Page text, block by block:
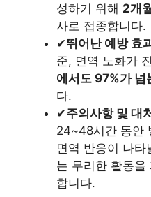
성하기 위해 2개
사로 접종합니다.
✔뛰어난 예방 효
준, 면역 노화가
에서도 97%가 넘
다.
✔주의사항 및 대
24~48시간 동안
면역 반응이 나타
는 무리한 활동을
합니다.